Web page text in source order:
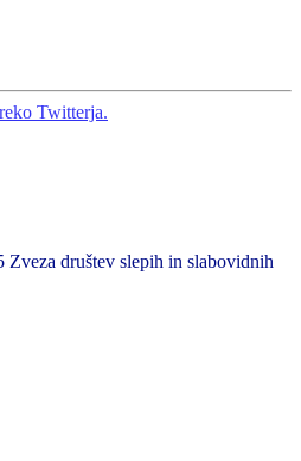
društev slepih in slabovidnih